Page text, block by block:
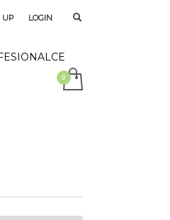
UP LOGIN